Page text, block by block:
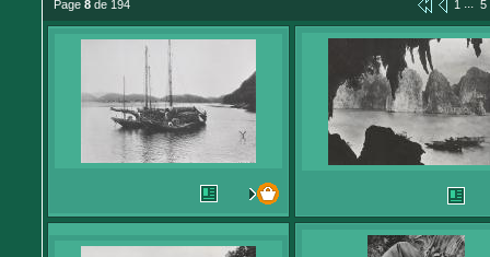
Page 8 de 194 1 ... 5